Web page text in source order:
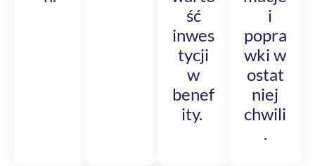
ść
inwes
tycji
w
benef
ity.
i
popra
wki w
ostat
niej
chwili
.